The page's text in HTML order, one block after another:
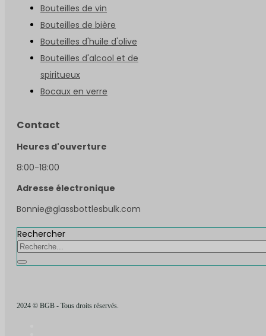
Bouteilles de vin
Bouteilles de bière
Bouteilles d'huile d'olive
Bouteilles d'alcool et de
spiritueux
Bocaux en verre
Contact
Heures d'ouverture
8:00-18:00
Adresse électronique
Bonnie@glassbottlesbulk.com
Rechercher
2024 © BGB - Tous droits réservés.